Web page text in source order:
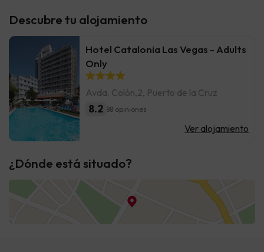
Descubre tu alojamiento
Hotel Catalonia Las Vegas - Adults
Only
Avda. Colón,2, Puerto de la Cruz
8.2 88 opiniones
Ver alojamiento
¿Dónde está situado?